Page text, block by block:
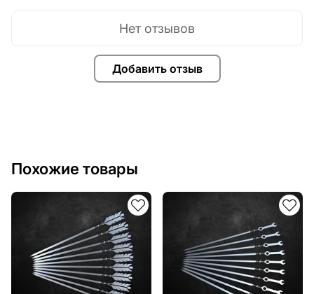
нужно, чтобы мы выполнили индивидуальный чертеж
Добавить отзыв
Нет отзывов
Похожие товары